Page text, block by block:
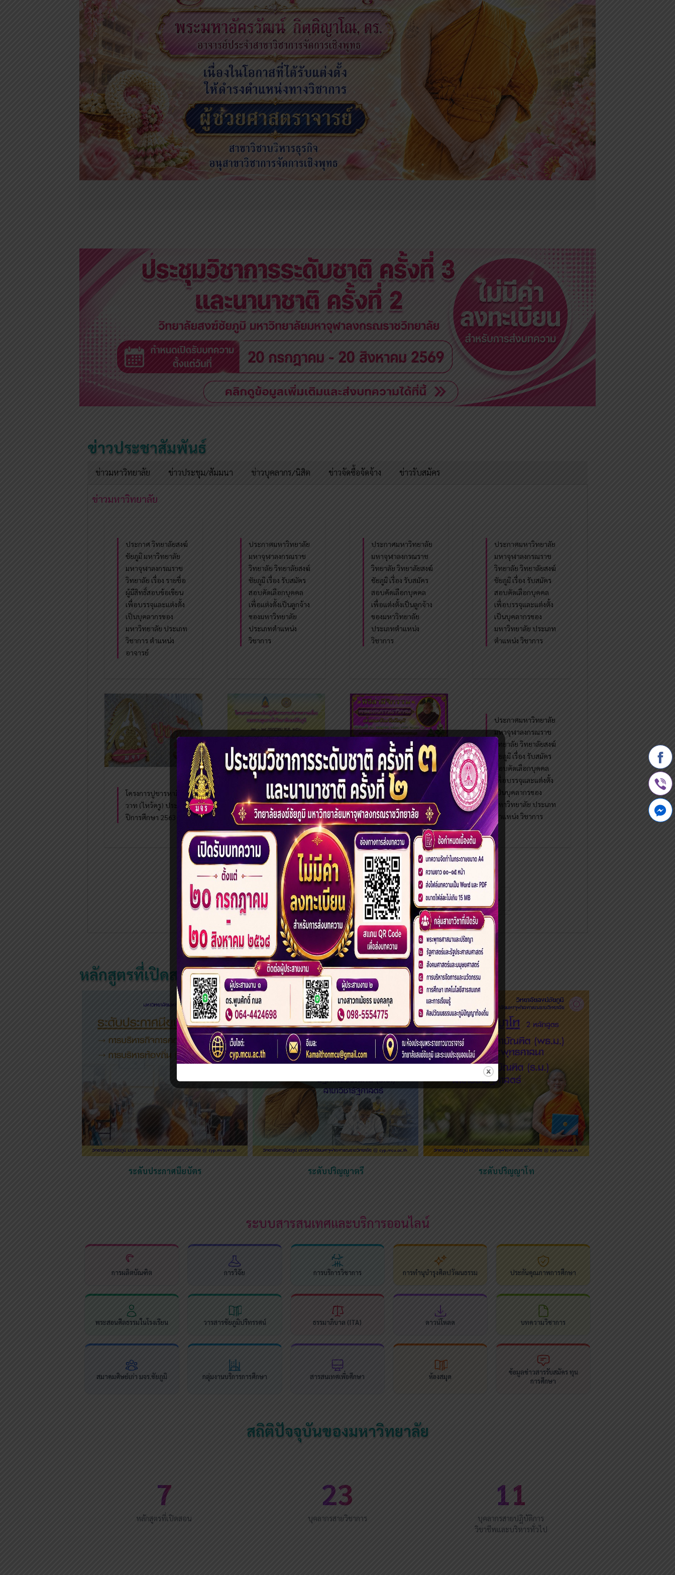
ข่าวประชาสัมพันธ์
ข่าวมหาวิทยาลัย ข่าวประชุม/สัมมนา ข่าวบุคลากร/นิสิต ข่าวจัดซื้อจัดจ้าง ข่าวรับสมัคร
ข่าวมหาวิทยาลัย
ประกาศ วิทยาลัยสงฆ์
ชัยภูมิ มหาวิทยาลัย
มหาจุฬาลงกรณราช
วิทยาลัย เรื่อง รายชื่อ
ผู้มีสิทธิ์สอบข้อเขียน
เพื่อบรรจุและแต่งตั้ง
เป็นบุคลากรของ
มหาวิทยาลัย ประเภท
วิชาการ ตำแหน่ง
อาจารย์
ประกาศมหาวิทยาลัย
มหาจุฬาลงกรณราช
วิทยาลัย วิทยาลัยสงฆ์
ชัยภูมิ เรื่อง รับสมัคร
สอบคัดเลือกบุคคล
เพื่อแต่งตั้งเป็นลูกจ้าง
ของมหาวิทยาลัย
ประเภทตำแหน่ง
วิชาการ
ประกาศมหาวิทยาลัย
มหาจุฬาลงกรณราช
วิทยาลัย วิทยาลัยสงฆ์
ชัยภูมิ เรื่อง รับสมัคร
สอบคัดเลือกบุคคล
เพื่อแต่งตั้งเป็นลูกจ้าง
ของมหาวิทยาลัย
ประเภทตำแหน่ง
วิชาการ
ประกาศมหาวิทยาลัย
มหาจุฬาลงกรณราช
วิทยาลัย วิทยาลัยสงฆ์
ชัยภูมิ เรื่อง รับสมัคร
สอบคัดเลือกบุคคล
เพื่อบรรจุและแต่งตั้ง
เป็นบุคลากรของ
มหาวิทยาลัย ประเภท
ตำแหน่ง วิชาการ
โครงการปูชารหาภิ
วาท (ไหว้ครู) ประจำ
ปีการศึกษา 2563
สัมมนาเชิงปฏิบัติการ
การบริหารความเสี่ยง
และควบคุมภายใน
วิทยาลัยสงฆ์ชัยภูมิ
โครงการสามีจิกรรม
ประกาศมหาวิทยาลัย
มหาจุฬาลงกรณราช
วิทยาลัย วิทยาลัยสงฆ์
ชัยภูมิ เรื่อง รับสมัคร
สอบคัดเลือกบุคคล
เพื่อบรรจุและแต่งตั้ง
เป็นบุคลากรของ
มหาวิทยาลัย ประเภท
ตำแหน่ง วิชาการ
« ‹ 23 25 26 27 28 29 30 31 »
หลักสูตรที่เปิดสอน
ระดับประกาศนียบัตร ระดับปริญญาตรี ระดับปริญญาโท
ระบบสารสนเทศและบริการออนไลน์
การผลิตบัณฑิต การวิจัย การบริการวิชาการ การทำนุบำรุงศิลปวัฒนธรรม ประกันคุณภาพการศึกษา
พระสอนศีลธรรมในโรงเรียน วารสารชัยภูมิปริทรรศน์ ธรรมาภิบาล (ITA) ดาวน์โหลด บทความวิชาการ
สมาคมศิษย์เก่า มจร.ชัยภูมิ กลุ่มงานบริการการศึกษา สารสนเทศเพื่อศึกษา ห้องสมุด
ข้อมูลข่าวสารรับสมัคร ทุน
การศึกษา
สถิติปัจจุบันของมหาวิทยาลัย
7
หลักสูตรที่เปิดสอน
23
บุคลากรสายวิชาการ
11
บุคลากรสายปฏิบัติการ
วิชาชีพและบริหารทั่วไป